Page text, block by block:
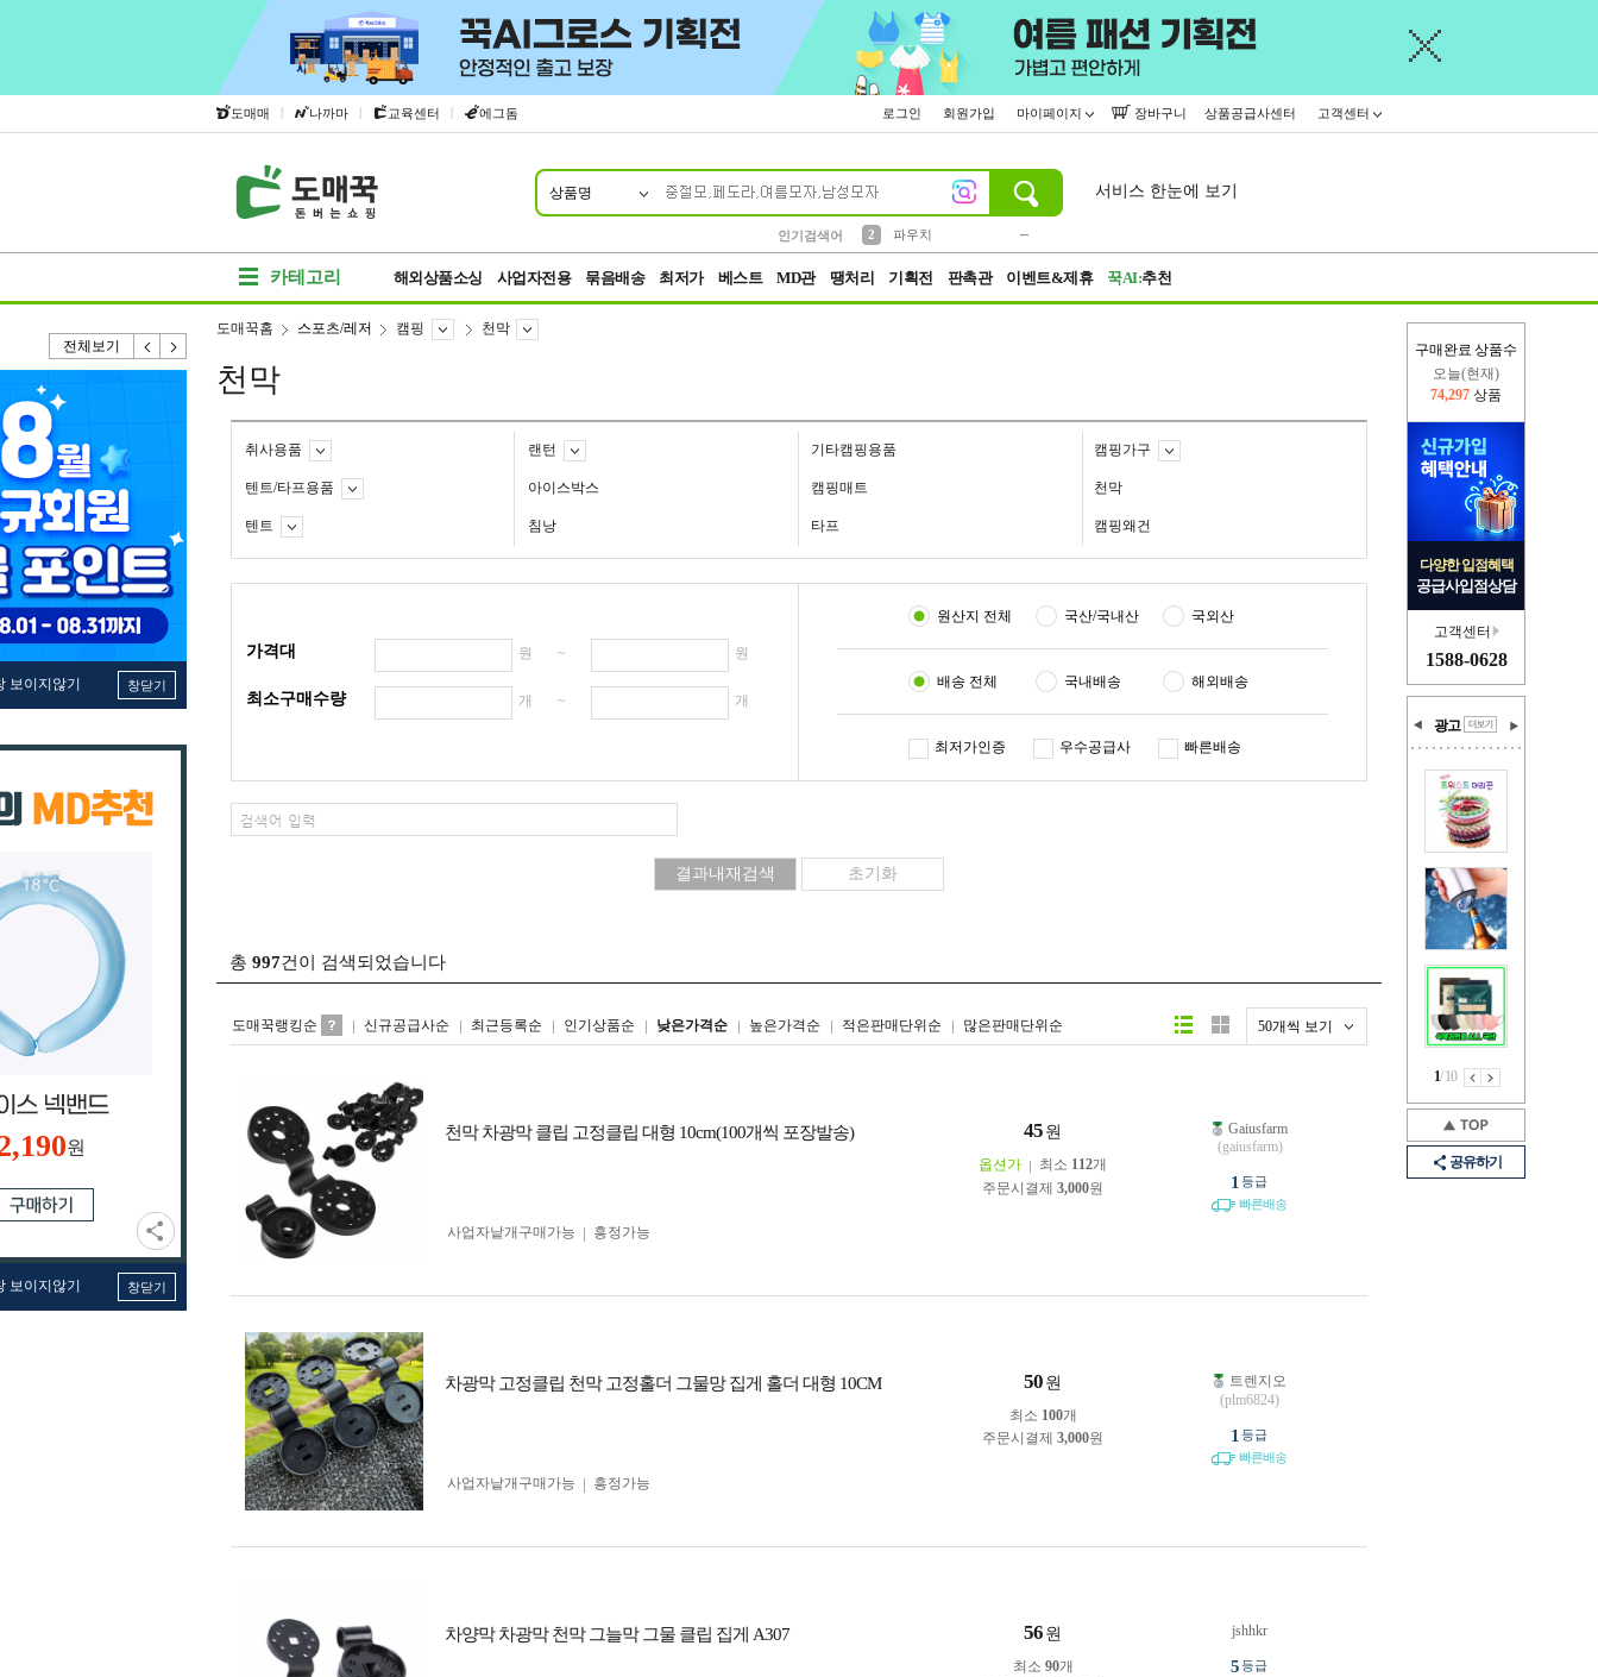
도매매 | 나까마 | 교육센터 | 에그돔 로그인 회원가입 마이페이지 장바구니 상품공급사센터 고객센터
상품명
인기검색어
2
파우치
서비스 한눈에 보기
카테고리 해외상품소싱 사업자전용 묶음배송 최저가 베스트 MD관 땡처리 기획전 판촉관 이벤트&제휴 꾹AI:추천
전체보기
보이지않기 창닫기
원
보이지않기 창닫기
구매완료 상품수
오늘(현재)
74,297 상품
다양한 입점혜택
공급사입점상담
고객센터
1588-0628
광고
1/10
공유하기
도매꾹홈 스포츠/레저 캠핑 천막
천막
취사용품 랜턴 기타캠핑용품 캠핑가구
텐트/타프용품 아이스박스 캠핑매트 천막
텐트 침낭 타프 캠핑왜건
가격대 원 ~ 원
최소구매수량 개 ~ 개
원산지 전체 국산/국내산 국외산
배송 전체 국내배송 해외배송
최저가인증 우수공급사 빠른배송
총 997건이 검색되었습니다
도매꾹랭킹순 신규공급사순 최근등록순 인기상품순 낮은가격순 높은가격순 적은판매단위순 많은판매단위순 50개씩 보기
리스트형갤러리형
천막 차광막 클립 고정클립 대형 10cm(100개씩 포장발송) 45 원
옵션가 최소 112개
주문시결제 3,000원
사업자 낱개구매가능 흥정가능
Gaiusfarm
(gaiusfarm)
1 등급
빠른배송
차광막 고정클립 천막 고정홀더 그물망 집게 홀더 대형 10CM 50 원
최소 100개
주문시결제 3,000원
사업자 낱개구매가능 흥정가능
트렌지오
(plm6824)
1 등급
빠른배송
차양막 차광막 천막 그늘막 그물 클립 집게 A307 56 원
최소 90개
jshhkr
5등급